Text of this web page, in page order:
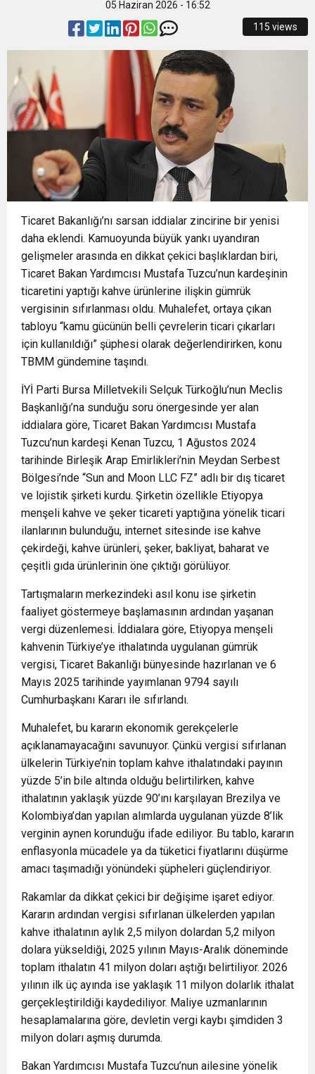
Büyükşehir’den sahada “Kırmızı Altın” mesaisi
BAŞKAN VEKİLİ ŞAHİN BİBA: “BURSA’NIN
GELECEĞİNİ BÜTÜNCÜL BİR ANLAYIŞLA
PLANLIYORUZ”
14:21 BÜYÜKŞEHİR’DEN AFETLERE HAZIR İKİ YENİ
MOBİL ARAÇ
İLKLERİN FESTİVALİNDE ÇOCUKLAR DA ŞEN
ŞAKRAK
18:55 Başkan Aydın Osmangazi’nin Nabzını Sahada
05 Haziran 2026 - 16:52
115 views
Ticaret Bakanlığı’nı sarsan iddialar zincirine bir yenisi
daha eklendi. Kamuoyunda büyük yankı uyandıran
gelişmeler arasında en dikkat çekici başlıklardan biri,
Ticaret Bakan Yardımcısı Mustafa Tuzcu’nun kardeşinin
ticaretini yaptığı kahve ürünlerine ilişkin gümrük
vergisinin sıfırlanması oldu. Muhalefet, ortaya çıkan
tabloyu “kamu gücünün belli çevrelerin ticari çıkarları
için kullanıldığı” şüphesi olarak değerlendirirken, konu
TBMM gündemine taşındı.
İYİ Parti Bursa Milletvekili Selçuk Türkoğlu’nun Meclis
Başkanlığı’na sunduğu soru önergesinde yer alan
iddialara göre, Ticaret Bakan Yardımcısı Mustafa
Tuzcu’nun kardeşi Kenan Tuzcu, 1 Ağustos 2024
tarihinde Birleşik Arap Emirlikleri’nin Meydan Serbest
Bölgesi’nde “Sun and Moon LLC FZ” adlı bir dış ticaret
ve lojistik şirketi kurdu. Şirketin özellikle Etiyopya
menşeli kahve ve şeker ticareti yaptığına yönelik ticari
ilanlarının bulunduğu, internet sitesinde ise kahve
çekirdeği, kahve ürünleri, şeker, bakliyat, baharat ve
çeşitli gıda ürünlerinin öne çıktığı görülüyor.
Tartışmaların merkezindeki asıl konu ise şirketin
faaliyet göstermeye başlamasının ardından yaşanan
vergi düzenlemesi. İddialara göre, Etiyopya menşeli
kahvenin Türkiye’ye ithalatında uygulanan gümrük
vergisi, Ticaret Bakanlığı bünyesinde hazırlanan ve 6
Mayıs 2025 tarihinde yayımlanan 9794 sayılı
Cumhurbaşkanı Kararı ile sıfırlandı.
Muhalefet, bu kararın ekonomik gerekçelerle
açıklanamayacağını savunuyor. Çünkü vergisi sıfırlanan
ülkelerin Türkiye’nin toplam kahve ithalatındaki payının
yüzde 5’in bile altında olduğu belirtilirken, kahve
ithalatının yaklaşık yüzde 90’ını karşılayan Brezilya ve
Kolombiya’dan yapılan alımlarda uygulanan yüzde 8’lik
verginin aynen korunduğu ifade ediliyor. Bu tablo, kararın
enflasyonla mücadele ya da tüketici fiyatlarını düşürme
amacı taşımadığı yönündeki şüpheleri güçlendiriyor.
Rakamlar da dikkat çekici bir değişime işaret ediyor.
Kararın ardından vergisi sıfırlanan ülkelerden yapılan
kahve ithalatının aylık 2,5 milyon dolardan 5,2 milyon
dolara yükseldiği, 2025 yılının Mayıs-Aralık döneminde
toplam ithalatın 41 milyon doları aştığı belirtiliyor. 2026
yılının ilk üç ayında ise yaklaşık 11 milyon dolarlık ithalat
gerçekleştirildiği kaydediliyor. Maliye uzmanlarının
hesaplamalarına göre, devletin vergi kaybı şimdiden 3
milyon doları aşmış durumda.
Bakan Yardımcısı Mustafa Tuzcu’nun ailesine yönelik